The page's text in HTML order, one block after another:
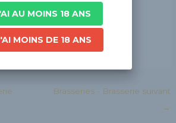
KIPETT
Brasseries - Brasserie suivant
→
AU MOINS 18 ANS
MOINS DE 18 ANS